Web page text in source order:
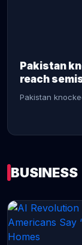
Pakistan
reach
Pakistan
CONTINUE
BUSINESS